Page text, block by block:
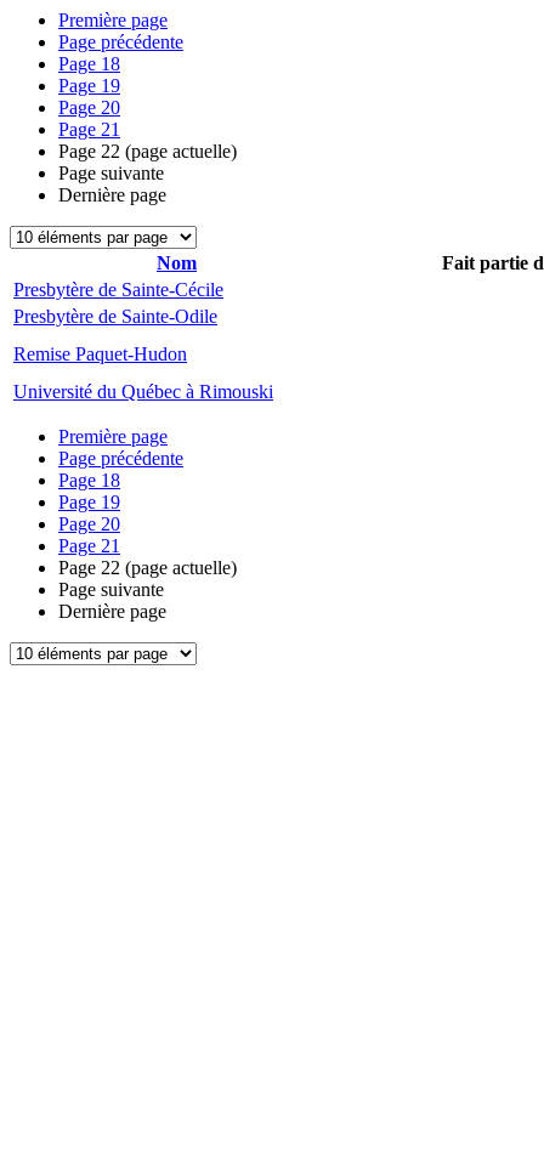
Première page
Page précédente
Page 18
Page 19
Page 20
Page 21
Page 22 (page actuelle)
Page suivante
Dernière page
Nom
Fait partie
Presbytère de Sainte-Cécile
Presbytère de Sainte-Odile
Remise Paquet-Hudon
Université du Québec à Rimouski
Première page
Page précédente
Page 18
Page 19
Page 20
Page 21
Page 22 (page actuelle)
Page suivante
Dernière page